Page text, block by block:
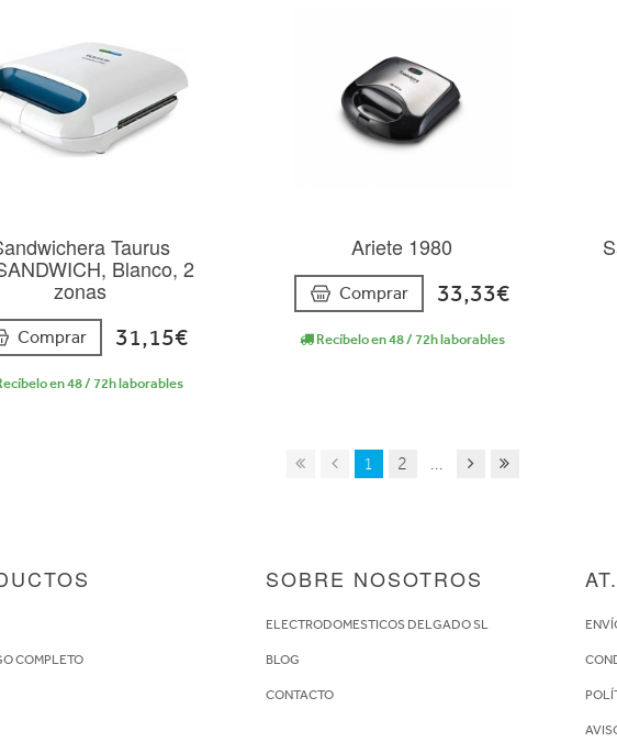
Taurus
Blanco, 2
zonas
Comprar 31,15€
en 48 / 72h laborables
Ariete 1980
Comprar 33,33€
Recíbelo en 48 / 72h laborables
1 2 ...
COMPLETO
SOBRE NOSOTROS
ELECTRODOMESTICOS DELGADO SL
BLOG
CONTACTO